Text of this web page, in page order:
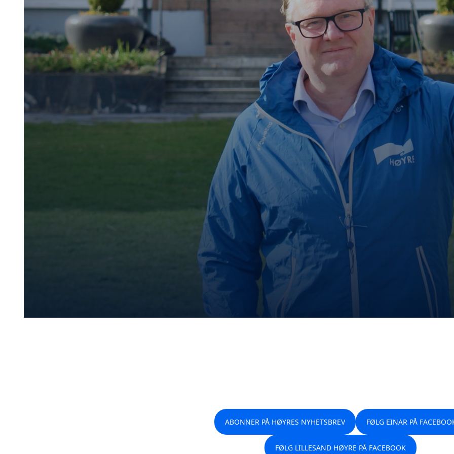
ABONNER PÅ HØYRES NYHETSBREV FØLG EINAR PÅ
FØLG LILLESAND HØYRE PÅ FACEBOOK